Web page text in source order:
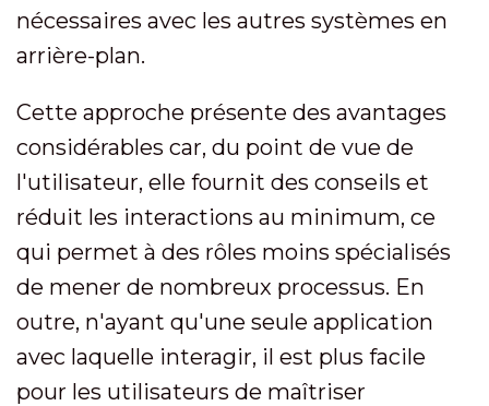
nécessaires avec les autres systèmes en
arrière-plan.
Cette approche présente des avantages
considérables car, du point de vue de
l'utilisateur, elle fournit des conseils et
réduit les interactions au minimum, ce
qui permet à des rôles moins spécialisés
de mener de nombreux processus. En
outre, n'ayant qu'une seule application
avec laquelle interagir, il est plus facile
pour les utilisateurs de maîtriser